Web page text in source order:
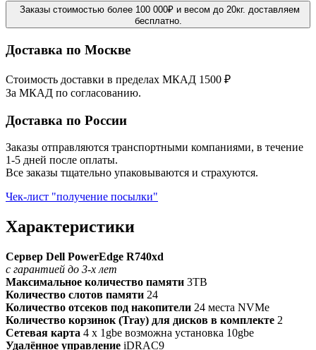
Заказы стоимостью более 100 000₽ и весом до 20кг. доставляем
бесплатно.
Доставка по Москве
Стоимость доставки в пределах МКАД 1500 ₽
За МКАД по согласованию.
Доставка по России
Заказы отправляются транспортными компаниями, в течение
1-5 дней после оплаты.
Все заказы тщательно упаковываются и страхуются.
Чек-лист "получение посылки"
Характеристики
Сервер Dell PowerEdge R740xd
с гарантией до 3-х лет
Максимальное количество памяти 3TB
Количество слотов памяти 24
Количество отсеков под накопители 24 места NVMe
Количество корзинок (Tray) для дисков в комплекте 2
Сетевая карта 4 x 1gbe возможна установка 10gbe
Удалённое управление iDRAC9